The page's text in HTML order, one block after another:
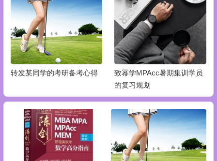
转发某同学的考研备考心得
致幂学MPAcc暑期集训学员
的复习规划